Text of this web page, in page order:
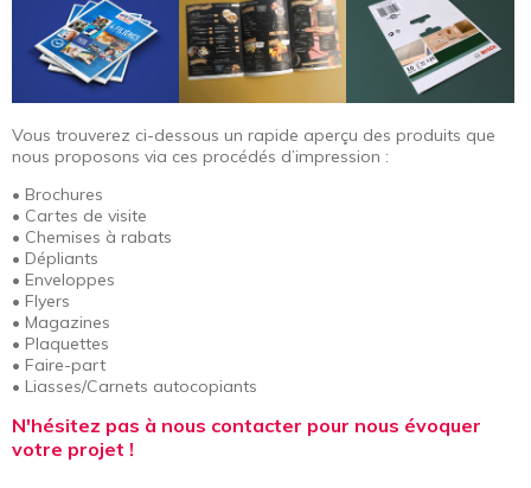
Vous trouverez ci-dessous un rapide aperçu des produits que
nous proposons via ces procédés d’impression :
• Brochures
• Cartes de visite
• Chemises à rabats
• Dépliants
• Enveloppes
• Flyers
• Magazines
• Plaquettes
• Faire-part
• Liasses/Carnets autocopiants
N'hésitez pas à nous contacter pour nous évoquer
votre projet !